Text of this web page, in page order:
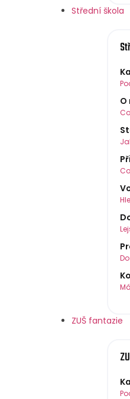
Střední škola
O
ZUŠ fantazie